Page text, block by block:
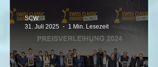
SCW
31. Juli 2025
1 Min. Lesezeit